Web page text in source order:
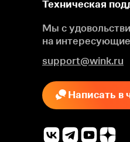
Техническая
Мы с
на интересующие
support@wink.ru
Написать в